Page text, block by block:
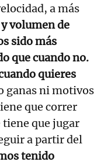
a más
volumen de
sido más
que cuando no.
quieres
ganas ni motivos
que correr
que jugar
a partir del
tenido